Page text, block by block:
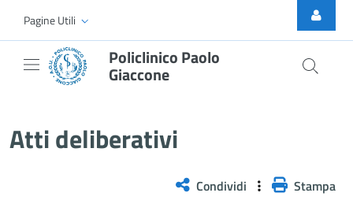
Skip to Main Content
Pagine Utili
Policlinico Paolo
Giaccone
Atti deliberativi
Condividi Stampa